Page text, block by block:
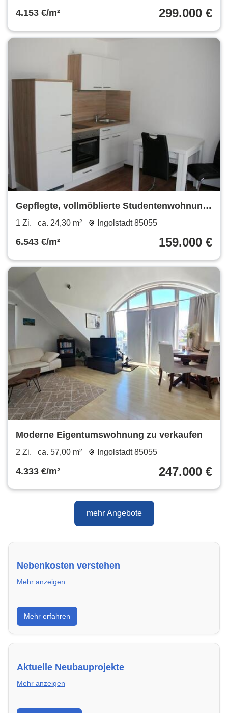
4.153 €/m² 299.000 €
Gepflegte, vollmöblierte Studentenwohnung
Nähe THI
1 Zi. ca. 24,30 m² Ingolstadt 85055
6.543 €/m² 159.000 €
Moderne Eigentumswohnung zu verkaufen
2 Zi. ca. 57,00 m² Ingolstadt 85055
4.333 €/m² 247.000 €
mehr Angebote
Nebenkosten verstehen
Mehr anzeigen
Erfahre, welche Nebenkosten rechtmäßig sind und
wie du deine monatliche Belastung optimieren
kannst.
Mehr erfahren
Aktuelle Neubauprojekte
Mehr anzeigen
Entdecke Neubauprojekte in Ingolstadt – modern,